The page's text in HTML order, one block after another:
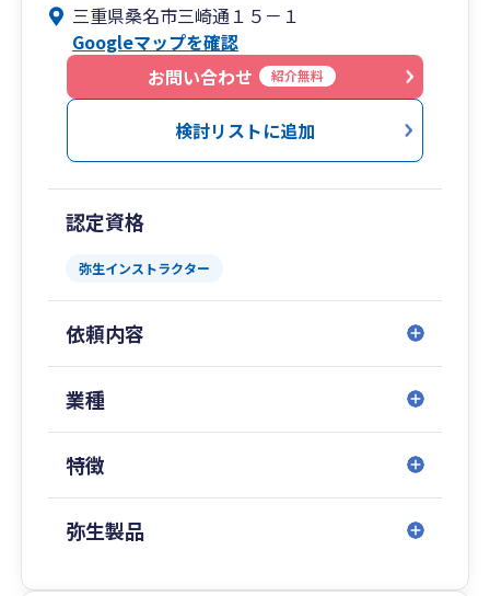
てはめながら、社長様の質問を引出し、わかるま
で説明させていただきます。コロナ禍において
も、情報提供のスピードと丁寧な対応に、多くの
顧問先様にご満足していただいております。
⑥【若いため長く関与できます】
税理士業界は平均年齢が60歳超という高齢化が進
んでおり、40代の私は若い税理士にあたります
起業したての方、2代目・3代目の後継者の方とも
長いお付き合いが可能です。
前進できるようサポートすることです。
「会社は、そこで働いてくれる社員と家族を幸せ
にするためにある」という理念のもと、どんぶり
勘定から脱却し、次の一手に投資できる「強い財
務体質」へ導きます。
す】
親の会社を継いだが、これまでの古いやり方や価
値観に違和感がある
税理士が過去の数字の指摘ばかりで、経営の相談
やアドバイスがほとんどない
DX化やバックオフィスの効率化に興味はあるが、
何から始めればいいか分からない
頑張ってくれている従業員の給与を、正しく評価
して上げていきたい
三重県桑名市三崎通１５－１
Googleマップを確認
お問い合わせ
紹介無料
検討リストに追加
認定資格
弥生インストラクター
依頼内容
業種
特徴
弥生製品